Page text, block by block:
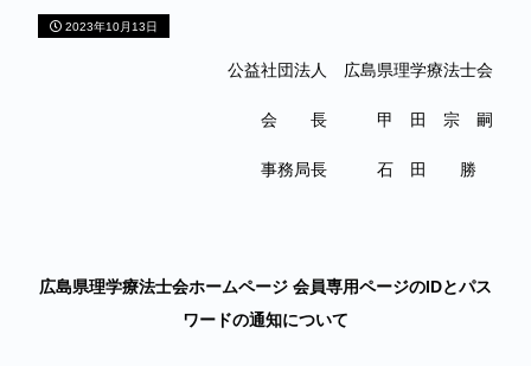
2023年10月13日
公益社団法人 広島県理学療法士会
会 長 甲 田 宗 嗣
事務局長 石 田 勝
広島県理学療法士会ホームページ 会員専用ページのIDとパス
ワードの通知について